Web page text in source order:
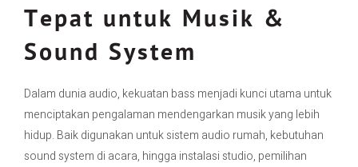
Contact Us
Tepat untuk Musik &
Sound System
Dalam dunia audio, kekuatan bass menjadi kunci utama untuk
menciptakan pengalaman mendengarkan musik yang lebih
hidup. Baik digunakan untuk sistem audio rumah, kebutuhan
sound system di acara, hingga instalasi studio, pemilihan